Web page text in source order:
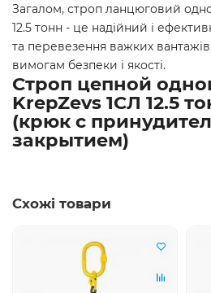
Загалом, строп ланцюговий
12.5 тонн - це надійний і
та перевезення важких
вимогам безпеки і якості.
Строп цепной
KrepZevs 1СЛ 12.5
(крюк с
закрытием)
Схожі товари